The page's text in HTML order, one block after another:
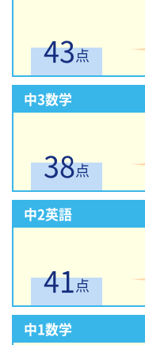
43点
中3数学
38点
中2英語
41点
中1数学